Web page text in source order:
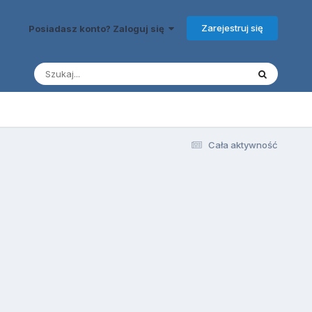
Posiadasz konto? Zaloguj się Zarejestruj się
Cała aktywność